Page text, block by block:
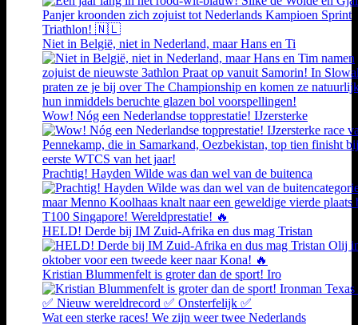
Niet in België, niet in Nederland, maar Hans en Ti
Wow! Nóg een Nederlandse topprestatie! IJzersterke
Prachtig! Hayden Wilde was dan wel van de buitenca
HELD! Derde bij IM Zuid-Afrika en dus mag Tristan
Kristian Blummenfelt is groter dan de sport! Iro
Wat een sterke races! We zijn weer twee Nederlands